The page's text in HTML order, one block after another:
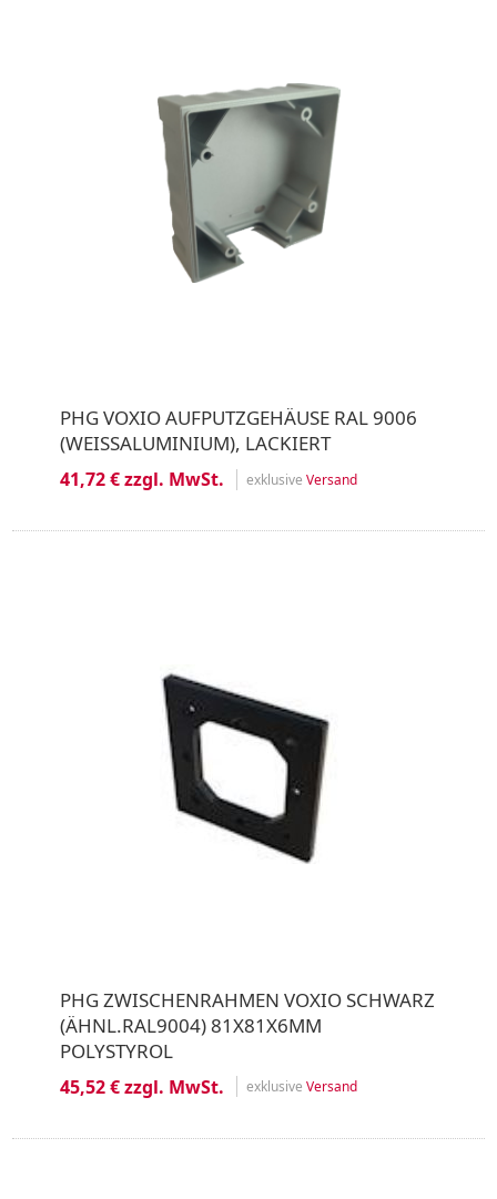
PHG VOXIO AUFPUTZGEHÄUSE RAL 9006
(WEISSALUMINIUM), LACKIERT
41,72 € zzgl. MwSt. exklusive Versand
PHG ZWISCHENRAHMEN VOXIO SCHWARZ
(ÄHNL.RAL9004) 81X81X6MM
POLYSTYROL
45,52 € zzgl. MwSt. exklusive Versand